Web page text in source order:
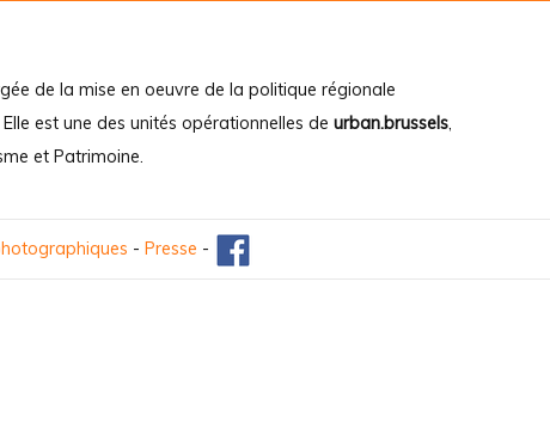
de la mise en oeuvre de la politique régionale
est une des unités opérationnelles de urban.brussels,
et Patrimoine.
- Presse -